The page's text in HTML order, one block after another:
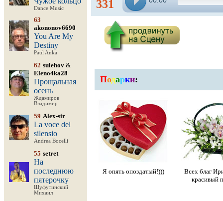
Dance Music
63
akononov6690
You Are My
Destiny
Paul Anka
62 sulehov &
Eleno4ka28
Прощальная
осень
Ждамиров
Владимир
59 Alex-sir
La voce del
silensio
Andrea Bocelli
55 setret
На
последнюю
пятерочку
Шуфутинский
Михаил
331
Подарки:
Я опять опоздатый!)))
Всех благ
красивый